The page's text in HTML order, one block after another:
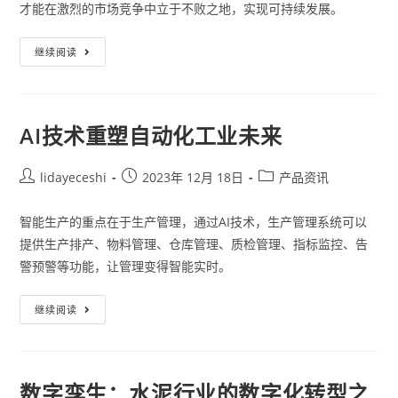
才能在激烈的市场竞争中立于不败之地，实现可持续发展。
继续阅读
AI技术重塑自动化工业未来
lidayeceshi 2023年 12月 18日 产品资讯
智能生产的重点在于生产管理，通过AI技术，生产管理系统可以
提供生产排产、物料管理、仓库管理、质检管理、指标监控、告
警预警等功能，让管理变得智能实时。
继续阅读